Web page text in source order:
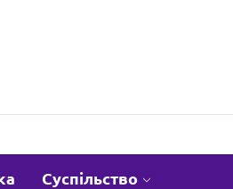
Суспільство